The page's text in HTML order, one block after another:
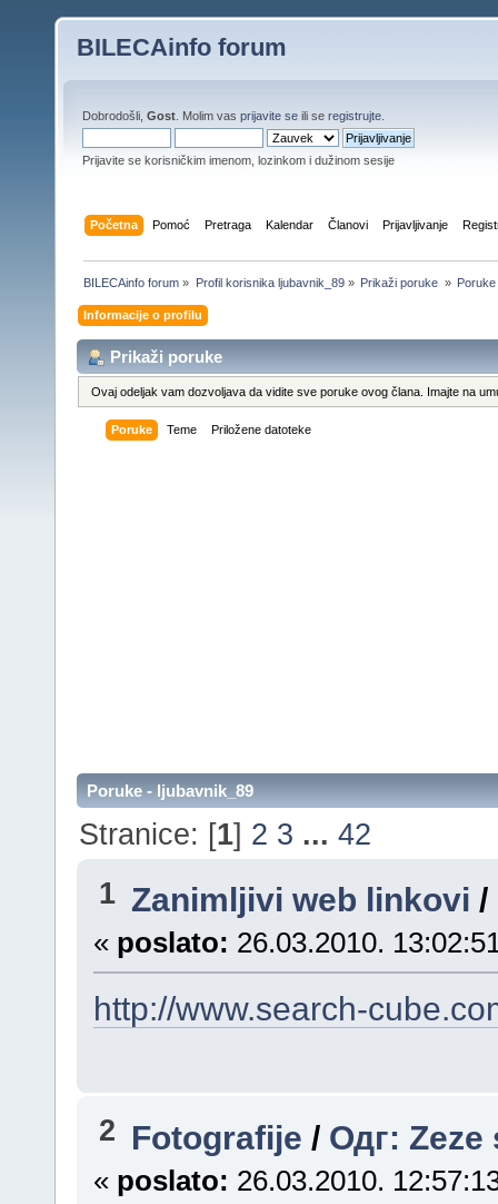
BILECAinfo forum
Dobrodošli, Gost . Molim vas prijavite se ili se registrujte
Prijavite se korisničkim imenom, lozinkom i dužinom sesije
Početna Pomoć Pretraga Kalendar Članovi Prijavljivanje
BILECAinfo forum » Profil korisnika ljubavnik_89» Prikaži poruke » Poruke
Informacije o profilu
Prikaži poruke
Ovaj odeljak vam dozvoljava da vidite sve poruke ovog člana. Imajte na
Poruke Teme Priložene datoteke
Poruke - ljubavnik_89
Stranice: [1] 2 3 ...42
1 Zanimljivi web linkovi /
« poslato: 26.03.2010.
http://www.search-
2 Fotografije / Одг: Zeze
« poslato: 26.03.2010.